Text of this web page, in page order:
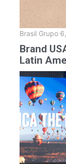
Brasil Grupo 6,
Brand
Latin